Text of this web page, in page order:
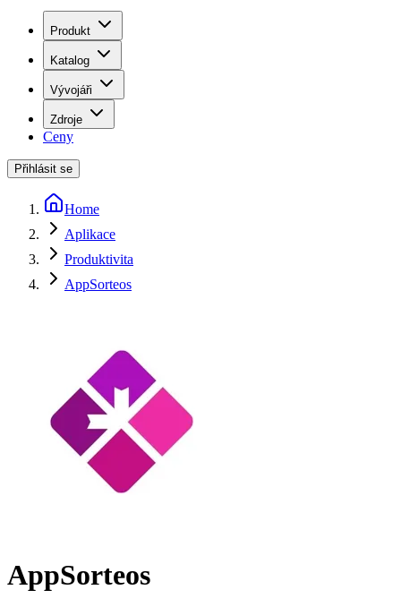
Produkt
Katalog
Vývojáři
Zdroje
Ceny
Přihlásit se
Home
Aplikace
Produktivita
AppSorteos
AppSorteos